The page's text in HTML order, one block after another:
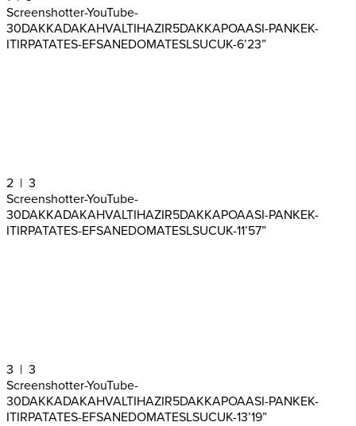
Screenshotter-YouTube-
30DAKKADAKAHVALTIHAZIR5DAKKAPOAASI-PANKEK-
ITIRPATATES-EFSANEDOMATESLSUCUK-6’23”
2 | 3
Screenshotter-YouTube-
30DAKKADAKAHVALTIHAZIR5DAKKAPOAASI-PANKEK-
ITIRPATATES-EFSANEDOMATESLSUCUK-11’57”
3 | 3
Screenshotter-YouTube-
30DAKKADAKAHVALTIHAZIR5DAKKAPOAASI-PANKEK-
ITIRPATATES-EFSANEDOMATESLSUCUK-13’19”